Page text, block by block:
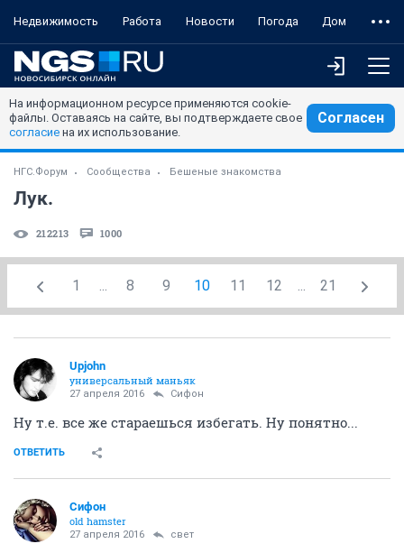
Недвижимость Работа Новости Погода Дом
На информационном ресурсе применяются cookie-
файлы. Оставаясь на сайте, вы подтверждаете свое
согласие на их использование.
Согласен
НГС.Форум Сообщества Бешеные знакомства
Лук.
212213 1000
1 ... 8 9 10 11 12 ... 21
Upjohn
универсальный маньяк
27 апреля 2016 Сифон
Ну т.е. все же стараешься избегать. Ну понятно...
ОТВЕТИТЬ
Сифон
old hamster
27 апреля 2016 свет